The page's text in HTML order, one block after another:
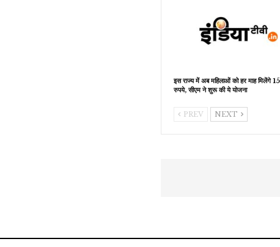
इस राज्य में अब महिलाओं को हर माह मिलेंगे
रुपये, सीएम ने शुरू की ये योजना
PREV NEXT